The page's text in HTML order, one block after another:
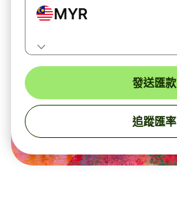
MYR
發送匯款
追蹤匯率